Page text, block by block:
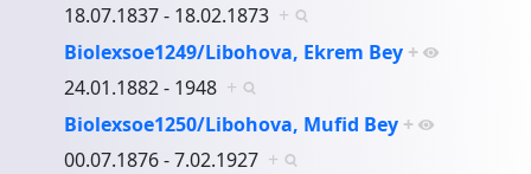
18.07.1837 - 18.02.1873 +
Biolexsoe1249/Libohova, Ekrem Bey +
24.01.1882 - 1948 +
Biolexsoe1250/Libohova, Mufid Bey +
00.07.1876 - 7.02.1927 +